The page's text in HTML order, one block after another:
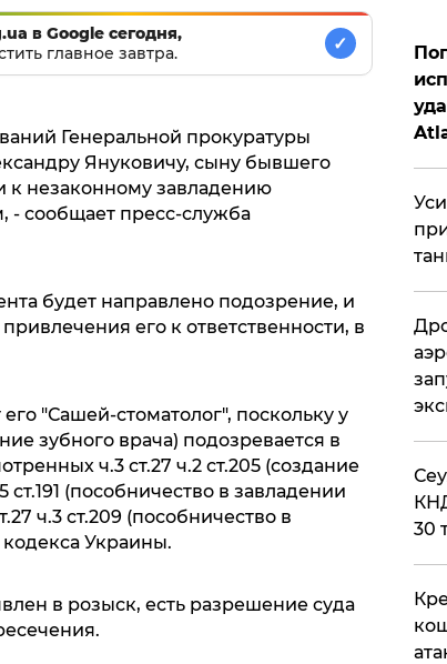
в Google сегодня,
главное завтра.
✓
Генеральной прокуратуры
Януковичу, сыну бывшего
к незаконному завладению
- сообщает пресс-служба
будет направлено подозрение, и
его к ответственности, в
"Сашей-стоматолог", поскольку у
зубного врача) подозревается в
ч.3 ст.27 ч.2 ст.205 (создание
(пособничество в завладении
ч.3 ст.209 (пособничество в
Украины.
в розыск, есть разрешение суда
30